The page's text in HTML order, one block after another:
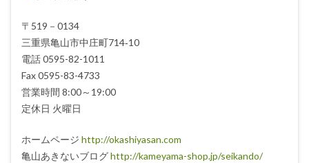
〒519－0134
三重県亀山市中庄町714‐10
電話 0595-82-1011
Fax 0595-83-4733
営業時間 8:00～19:00
定休日 火曜日
ホームページ http://okashiyasan.com
亀山あきないブログhttp://kameyama-shop.jp/seikando/